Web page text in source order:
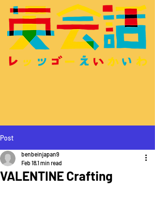
Post
VALENTINE Crafting
benbeinjapan9
Feb 181 min read